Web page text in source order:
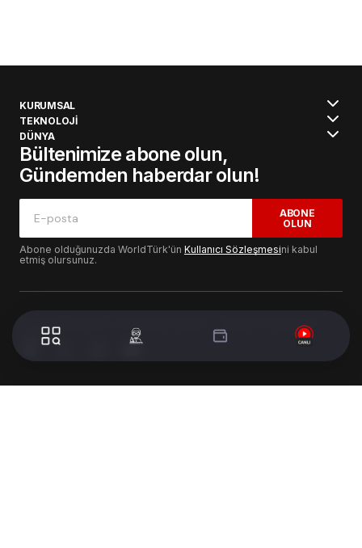
KURUMSAL
TEKNOLOJİ
DÜNYA
Bültenimize abone olun,
Gündemden haberdar olun!
ABONE
OLUN
Abone olduğunuzda WorldTürk'ün Kullanıcı Sözleşmesini kabul
etmiş olursunuz.
© 2024 WorldTurk. Tüm Hakları Saklıdır. - Tasarım & Geliştirme :
Volion's